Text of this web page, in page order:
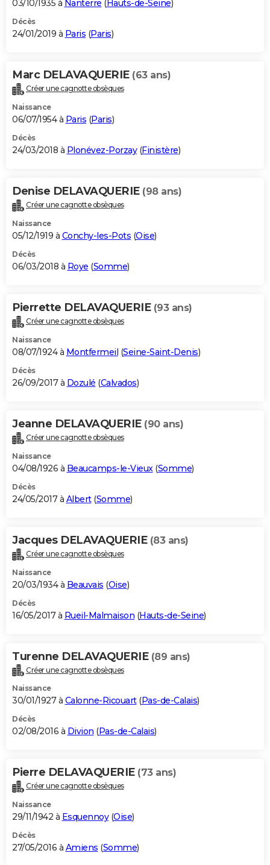
03/10/1935 à Nanterre ( Hauts-de-Seine)
Décès
24/01/2019 à Paris (Paris)
Marc DELAVAQUERIE (63 ans)
Créer une cagnotte obsèques
Naissance
06/07/1954 à Paris (Paris)
Décès
24/03/2018 à Plonévez-Porzay(Finistère)
Denise DELAVAQUERIE (98 ans)
Créer une cagnotte obsèques
Naissance
05/12/1919 à Conchy-les-Pots (Oise)
Décès
06/03/2018 à Roye (Somme)
Pierrette DELAVAQUERIE (93 ans)
Créer une cagnotte obsèques
Naissance
08/07/1924 à Montfermeil (Seine-Saint-Denis)
Décès
26/09/2017 à Dozulé (Calvados)
Jeanne DELAVAQUERIE (90 ans)
Créer une cagnotte obsèques
Naissance
04/08/1926 à Beaucamps-le-Vieux(Somme)
Décès
24/05/2017 à Albert(Somme)
Jacques DELAVAQUERIE (83 ans)
Créer une cagnotte obsèques
Naissance
20/03/1934 à Beauvais (Oise)
Décès
16/05/2017 à Rueil-Malmaison (Hauts-de-Seine)
Turenne DELAVAQUERIE (89 ans)
Créer une cagnotte obsèques
Naissance
30/01/1927 à Calonne-Ricouart(Pas-de-Calais)
Décès
02/08/2016 à Divion (Pas-de-Calais)
Pierre DELAVAQUERIE (73 ans)
Créer une cagnotte obsèques
Naissance
29/11/1942 à Esquennoy(Oise)
Décès
27/05/2016 à Amiens (Somme)